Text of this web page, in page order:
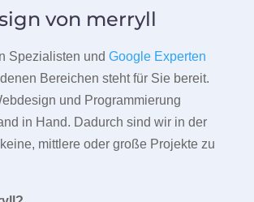
von merryll
Spezialisten und Google Experten
Bereichen steht für Sie bereit.
und Programmierung
in Hand. Dadurch sind wir in der
mittlere oder große Projekte zu